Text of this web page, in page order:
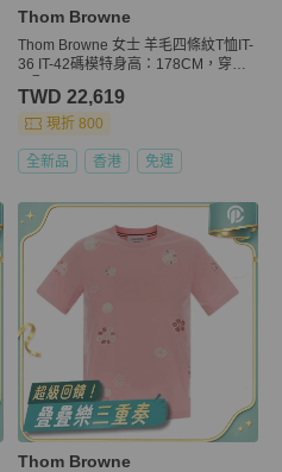
Thom Browne
Thom Browne 女士 羊毛四條紋T恤IT-
36 IT-42碼模特身高：178CM，穿著4
TWD 22,619
現折 800
全新品 香港 免運
Thom Browne